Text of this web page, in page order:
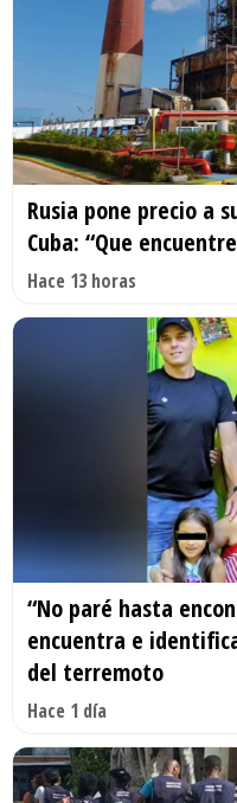
Rusia pone precio a
Cuba: “Que
Hace 13 horas
“No paré hasta
encuentra e
del terremoto
Hace 1 día